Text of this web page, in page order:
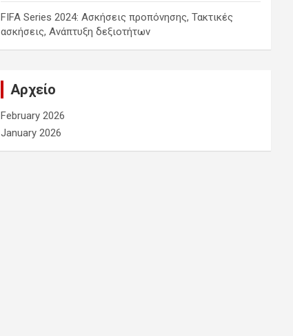
FIFA Series 2024: Ασκήσεις προπόνησης, Τακτικές
ασκήσεις, Ανάπτυξη δεξιοτήτων
Αρχείο
February 2026
January 2026